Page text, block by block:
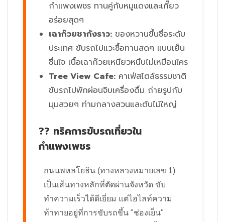
กำแพงเพชร ทานคู่กับหมูแดงและเกี๊ยว
อร่อยสุดๆ
เฉาก๊วยชากังราว: ของหวานขึ้นชื่อระดับ
ประเทศ ขับรถไปแวะซื้อทานสดๆ แบบเย็น
ชื่นใจ เนื้อเฉาก๊วยเหนียวหนึบไม่เหมือนใคร
Tree View Cafe: คาเฟ่สไตล์ธรรมชาติ
ขับรถไปพักผ่อนจิบเครื่องดื่ม ถ่ายรูปกับ
มุมสวยๆ ท่ามกลางสวนและต้นไม้ใหญ่
?? ทริคการขับรถเที่ยวใน
กำแพงเพชร
ถนนพหลโยธิน (ทางหลวงหมายเลข 1)
เป็นเส้นทางหลักที่ตัดผ่านจังหวัด ขับ
ทำความเร็วได้ดีเยี่ยม แต่ไฮไลท์ความ
ท้าทายอยู่ที่การขับรถขึ้น "ช่องเย็น"